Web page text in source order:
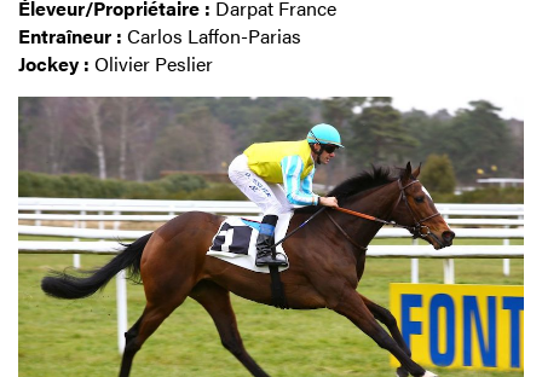
Éleveur/Propriétaire : Darpat France
Entraîneur : Carlos Laffon-Parias
Jockey : Olivier Peslier